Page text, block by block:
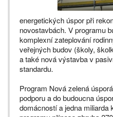
energetických úspor při
novostavbách. V programu
komplexní zateplování
veřejných budov (školy,
a také nová výstavba v
standardu.
Program Nová zelená
podporu a do budoucna
domácností a jedna miliarda